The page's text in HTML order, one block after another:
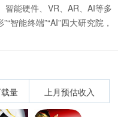
智能硬件、VR、AR、AI等多
智能终端”“AI”四大研究院，
量 上月预估收入